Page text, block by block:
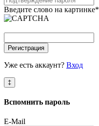
Введите слово на картинке*
Регистрация
Уже есть аккаунт? Вход
‡
Вспомнить пароль
E-Mail